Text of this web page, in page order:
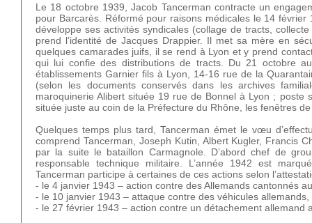
Le 18 octobre 1939, Jacob Tancerman contracte un
pour Barcarès. Réformé pour raisons médicales le 14
développe ses activités syndicales (collage de tracts,
prend l’identité de Jacques Drappier. Il met sa mère en
quelques camarades juifs, il se rend à Lyon et y prend
qui lui confie des distributions de tracts. Du 21 octobre
établissements Garnier fils à Lyon, 14-16 rue de la
(selon les documents conservés dans les archives
maroquinerie Alibert située 19 rue de Bonnel à Lyon ;
située juste au coin de la Préfecture du Rhône, les fenêtres
Quelques temps plus tard, Tancerman émet le vœu
comprend Tancerman, Joseph Kutin, Albert Kugler, Francis
par la suite le bataillon Carmagnole. D’abord chef de
responsable technique militaire. L’année 1942 est
Tancerman participe à certaines de ces actions selon
- le 4 janvier 1943 – action contre des Allemands cantonnés
- le 10 janvier 1943 – attaque contre des véhicules
- le 27 février 1943 – action contre un détachement allemand